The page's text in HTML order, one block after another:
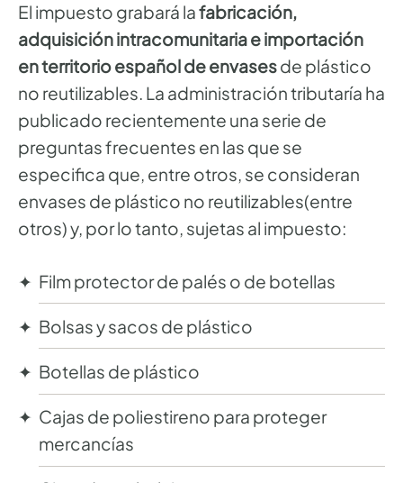
El impuesto grabará lafabricación,
adquisición intracomunitaria e importación
en territorio español de envasesde plástico
no reutilizables. La administración tributaría ha
publicado recientemente una serie de
preguntas frecuentes en las que se
especifica que, entre otros, se consideran
envases de plástico no reutilizables(entre
otros) y, por lo tanto, sujetas al impuesto:
Film protector de palés o de botellas
Bolsas y sacos de plástico
Botellas de plástico
Cajas de poliestireno para proteger
mercancías